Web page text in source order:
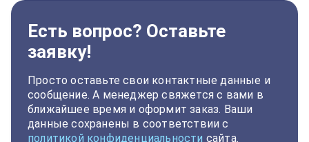
Есть вопрос? Оставьте
заявку!
Просто оставьте свои контактные данные и
сообщение. А менеджер свяжется с вами в
ближайшее время и оформит заказ. Ваши
данные сохранены в соответствии с
политикой конфиденциальности сайта.